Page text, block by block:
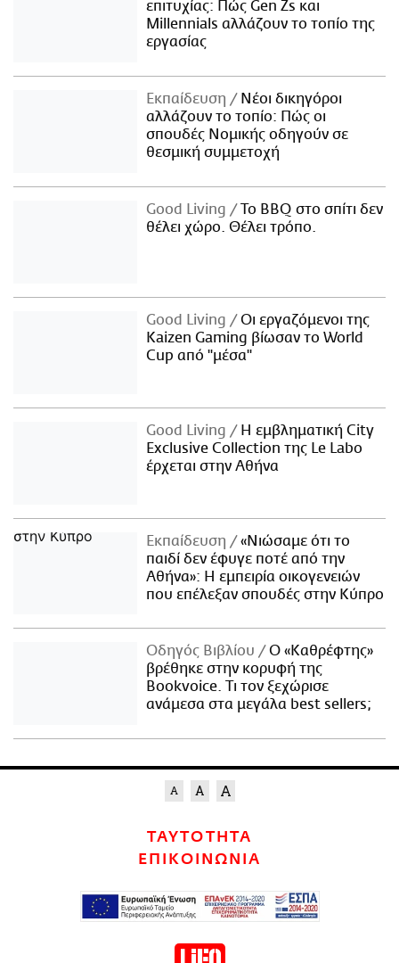
επιτυχίας: Πώς Gen Zs και
Millennials αλλάζουν το τοπίο της
εργασίας
Εκπαίδευση
Νέοι δικηγόροι
αλλάζουν το τοπίο: Πώς οι
σπουδές Νομικής οδηγούν σε
θεσμική συμμετοχή
Good Living
Το BBQ στο σπίτι δεν
θέλει χώρο. Θέλει τρόπο.
Good Living
Οι εργαζόμενοι της
Kaizen Gaming βίωσαν το World
Cup από "μέσα"
Good Living
Η εμβληματική City
Exclusive Collection της Le Labo
έρχεται στην Αθήνα
Εκπαίδευση
«Νιώσαμε ότι το
παιδί δεν έφυγε ποτέ από την
Αθήνα»: Η εμπειρία οικογενειών
που επέλεξαν σπουδές στην Κύπρο
Οδηγός Βιβλίου
Ο «Καθρέφτης»
βρέθηκε στην κορυφή της
Bookvoice. Τι τον ξεχώρισε
ανάμεσα στα μεγάλα best sellers;
ΤΑΥΤΟΤΗΤΑ
ΕΠΙΚΟΙΝΩΝΙΑ